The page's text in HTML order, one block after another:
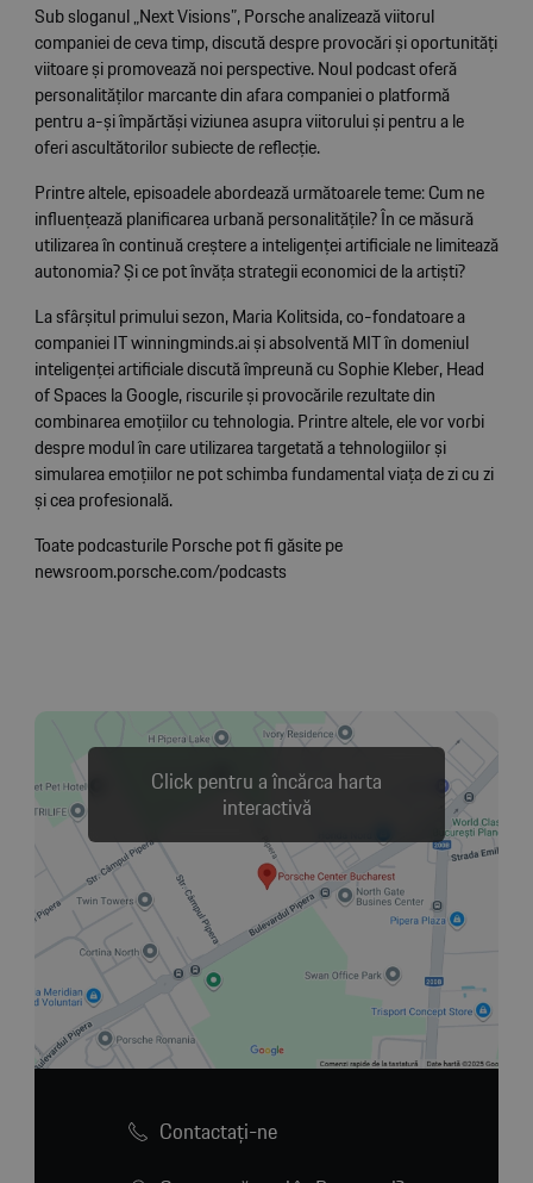
Sub sloganul „Next Visions”, Porsche analizează viitorul
companiei de ceva timp, discută despre provocări și oportunități
viitoare și promovează noi perspective. Noul podcast oferă
personalităților marcante din afara companiei o platformă
pentru a-și împărtăși viziunea asupra viitorului și pentru a le
oferi ascultătorilor subiecte de reflecție.
Printre altele, episoadele abordează următoarele teme: Cum ne
influențează planificarea urbană personalitățile? În ce măsură
utilizarea în continuă creștere a inteligenței artificiale ne limitează
autonomia? Și ce pot învăța strategii economici de la artiști?
La sfârșitul primului sezon, Maria Kolitsida, co-fondatoare a
companiei IT winningminds.ai și absolventă MIT în domeniul
inteligenței artificiale discută împreună cu Sophie Kleber, Head
of Spaces la Google, riscurile și provocările rezultate din
combinarea emoțiilor cu tehnologia. Printre altele, ele vor vorbi
despre modul în care utilizarea targetată a tehnologiilor și
simularea emoțiilor ne pot schimba fundamental viața de zi cu zi
și cea profesională.
Toate podcasturile Porsche pot fi găsite pe
newsroom.porsche.com/podcasts
Click pentru a încărca harta
interactivă
Contactaţi-ne